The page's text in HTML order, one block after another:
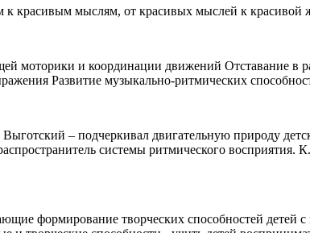
к красивым мыслям, от красивых мыслей к красивой
моторики и координации движений Отставание в
Развитие музыкально-ритмических
– подчеркивал двигательную природу
системы ритмического
формирование творческих способностей